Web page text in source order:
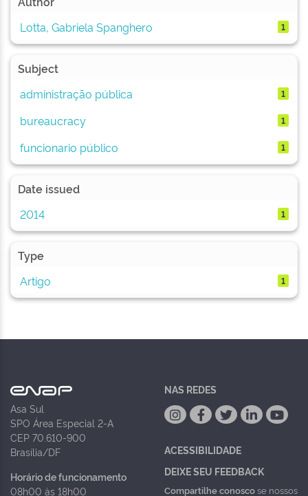
Lotta, Gabriela Spanghero
1
Subject
administração pública
1
bureaucracy 1
funcionario público 1
Date issued
2014
1
Type
Artigo
1
Asa Sul
SPO Área Especial 2-A
CEP 70.610-900
Brasília/DF
Horário de funcionamento
08h00 às 18h00
NAS REDES
ACESSIBILIDADE
DEIXE SEU FEEDBACK
Compartilhe conoscose nossos